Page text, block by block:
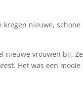
nieuwe, schone
nieuwe vrouwen bij.
Het was een